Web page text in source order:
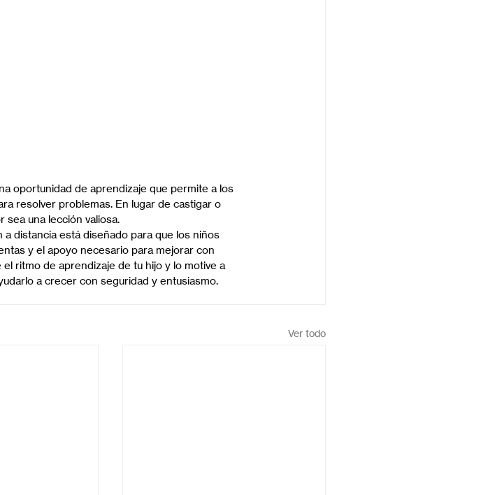
oportunidad de aprendizaje que permite a los
resolver problemas. En lugar de castigar o
sea una lección valiosa.
distancia está diseñado para que los niños
y el apoyo necesario para mejorar con
ritmo de aprendizaje de tu hijo y lo motive a
a crecer con seguridad y entusiasmo.
Ver todo